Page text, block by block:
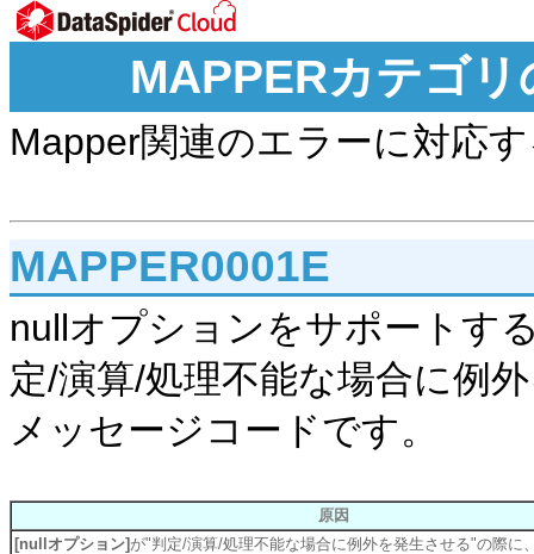
MAPPERカテゴ
Mapper関連のエラーに対応
MAPPER0001E
nullオプションをサポートす
定/演算/処理不能な場合に例
メッセージコードです。
原因
[nullオプション]が"判定/演算/処理不能な場合に例外を発生させる"の際に